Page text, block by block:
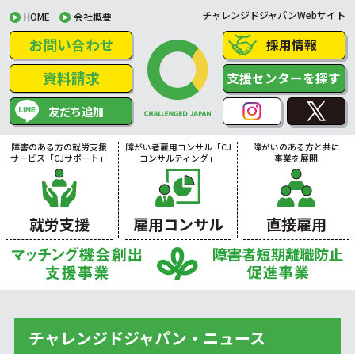
HOME 会社概要 チャレンジドジャパンWebサイト
お問い合わせ
資料請求
友だち追加
採用情報
支援センターを探す
障害のある方の就労支援
サービス「CJサポート」
就労支援
障がい者雇用コンサル「CJ
コンサルティング」
雇用コンサル
障がいのある方と共に
事業を展開
直接雇用
チャレンジドジャパン・ニュース